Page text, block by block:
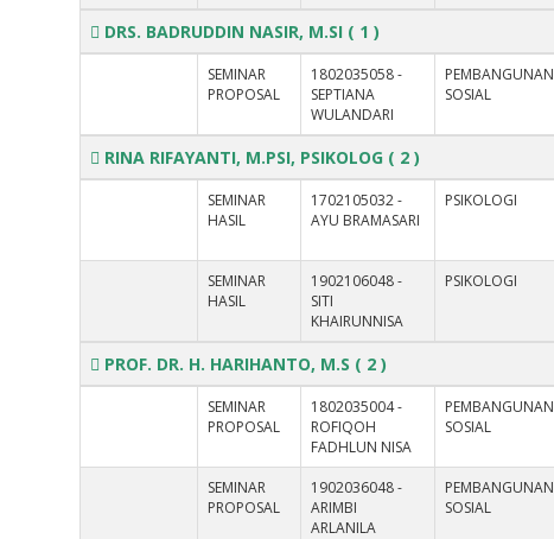
DRS. BADRUDDIN NASIR, M.SI ( 1 )
SEMINAR
PROPOSAL
1802035058 -
SEPTIANA
WULANDARI
PEMBANGUNAN
SOSIAL
RINA RIFAYANTI, M.PSI, PSIKOLOG ( 2 )
SEMINAR
HASIL
1702105032 -
AYU BRAMASARI
PSIKOLOGI
SEMINAR
HASIL
1902106048 -
SITI
KHAIRUNNISA
PSIKOLOGI
PROF. DR. H. HARIHANTO, M.S ( 2 )
SEMINAR
PROPOSAL
1802035004 -
ROFIQOH
FADHLUN NISA
PEMBANGUNAN
SOSIAL
SEMINAR
PROPOSAL
1902036048 -
ARIMBI
ARLANILA
PEMBANGUNAN
SOSIAL